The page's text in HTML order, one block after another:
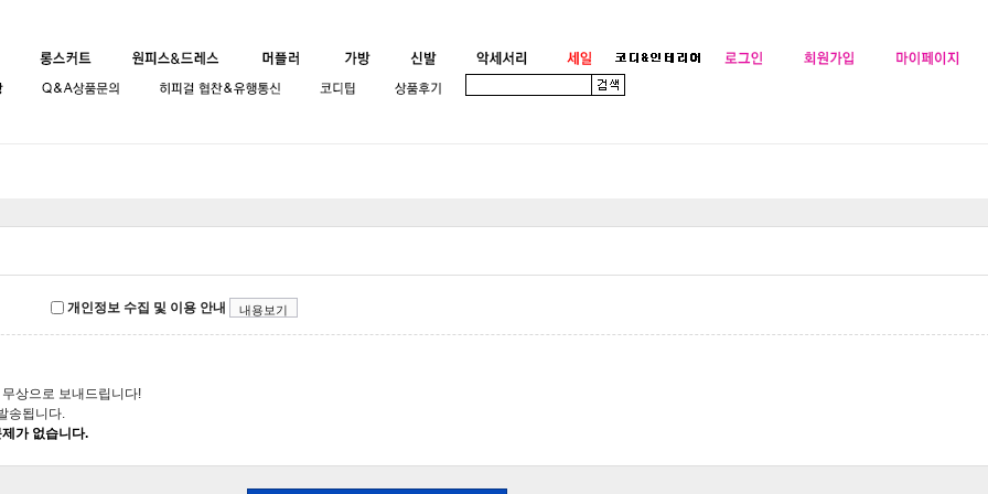
개인정보 수집 및 이용 안내 내용보기
상으로 보내드립니다!
송됩니다.
가 없습니다.